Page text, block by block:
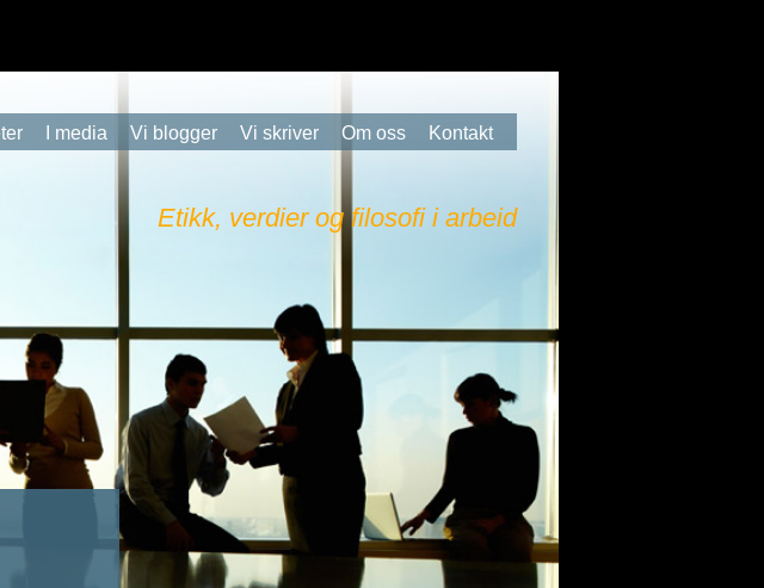
I media Vi blogger Vi skriver Om oss Kontakt
Etikk, verdier og filosofi i arbeid